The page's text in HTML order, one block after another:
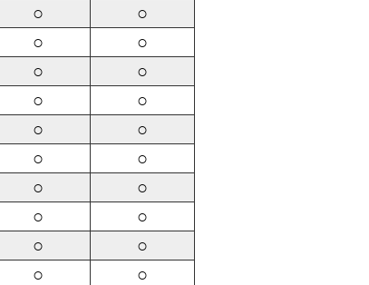
○ ○
○ ○
○ ○
○ ○
○ ○
○ ○
○ ○
○ ○
○ ○
○ ○